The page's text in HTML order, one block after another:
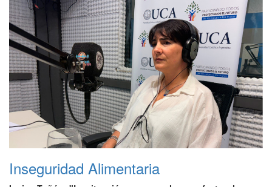
Inseguridad Alimentaria